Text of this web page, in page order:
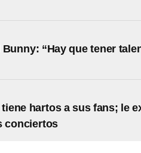
“Hay que tener
hartos a sus fans; le
conciertos